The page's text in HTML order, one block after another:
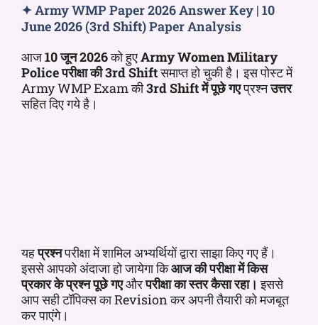
✦ Army WMP Paper 2026 Answer Key | 10
June 2026(3rd Shift) Paper Analysis
आज10 जून 2026को हुएArmyWomen Military
Policeपरीक्षा की3rdShiftसमाप्त हो चुकी है। इस पोस्ट में
Army WMP Exam की3rdShiftमें पूछे गएप्रश्नउत्तर
सहित दिए गये है।
यहप्रश्नपरीक्षा में शामिल अभ्यर्थियों द्वारा साझा किए गए हैं।
इससे आपको अंदाजा हो जायेगा किआज की परीक्षा में किस
प्रकार के प्रश्न पूछे गएऔरपरीक्षा का स्तर कैसा रहा। इससे
आप सही टॉपिक्स का Revision कर अपनी तैयारी को मजबूत
कर पाएंगे।